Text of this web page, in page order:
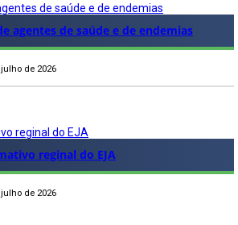
de saúde e de endemias
agentes de saúde e de endemias
de 2026
reginal do EJA
reginal do EJA
de 2026